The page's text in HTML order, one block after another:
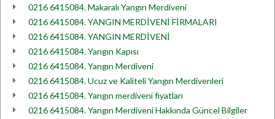
0216 6415084. Makaralı Yangın Merdiveni
0216 6415084. YANGIN MERDİVENİ FİRMALARI
0216 6415084. YANGIN MERDİVENİ
0216 6415084. Yangın Kapısı
0216 6415084. Yangın Merdiveni
0216 6415084. Ucuz ve Kaliteli Yangın Merdivenleri
0216 6415084. Yangın merdiveni fiyatları
0216 6415084. Yangın Merdiveni Hakkında Güncel Bilgiler